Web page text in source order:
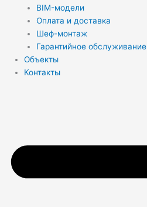
BIM-модели
Оплата и доставка
Шеф-монтаж
Гарантийное обслуживание
Объекты
Контакты